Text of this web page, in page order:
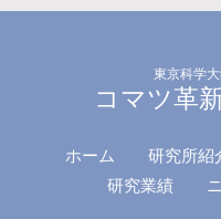
東京科学
コマツ革
ホーム 研究所紹
研究業績